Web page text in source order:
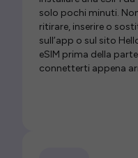
solo pochi minuti.
ritirare, inserire o
sull’app o sul sito
eSIM prima della
connetterti appena